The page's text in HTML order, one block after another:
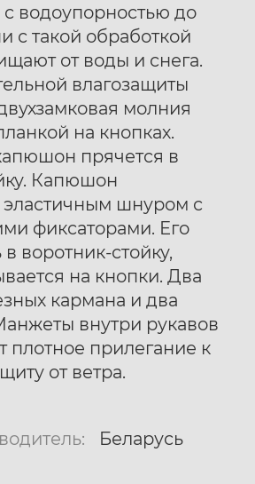
с водоупорностью до
с такой обработкой
от воды и снега.
влагозащиты
молния
на кнопках.
прячется в
Капюшон
эластичным шнуром с
фиксаторами. Его
воротник-стойку,
на кнопки. Два
кармана и два
внутри рукавов
плотное прилегание к
от ветра.
Беларусь